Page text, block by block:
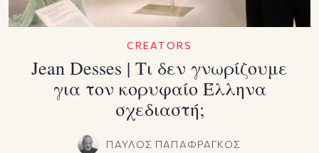
CREATORS
Jean Desses | Τι δεν γνωρίζουμε
για τον κορυφαίο Έλληνα
σχεδιαστή;
ΠΑΥΛΟΣ ΠΑΠΑΦΡΑΓΚΟΣ